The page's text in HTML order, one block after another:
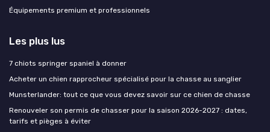
Équipements premium et professionnels
Les plus lus
7 chiots springer spaniel à donner
Acheter un chien rapprocheur spécialisé pour la chasse au sanglier
Munsterlander: tout ce que vous devez savoir sur ce chien de chasse
Renouveler son permis de chasser pour la saison 2026-2027 : dates,
tarifs et pièges à éviter